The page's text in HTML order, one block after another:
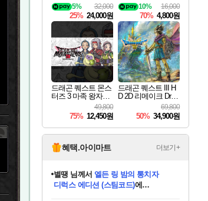
32,000
5%
25% 24,000원
파이널 에디션 THE
KING OF FIGHTER
S 98 ULTIMATE MA
TCH FINAL EDITIO
N
16,000
10%
70% 4,800원
드래곤 퀘스트 몬스
터즈 3 마족 왕자와
엘프의 여행 Dragon
Quest Monsters The
Dark Prince
49,800
75% 12,450원
드래곤 퀘스트 III H
D 2D 리메이크 Drag
on Quest III HD 2D R
emake
69,800
50% 34,900원
혜택.아이마트 더보기+
니코 님께서 (본편포함) 데이브 더
다이버 인 더 정글 번들 (스팀코드)